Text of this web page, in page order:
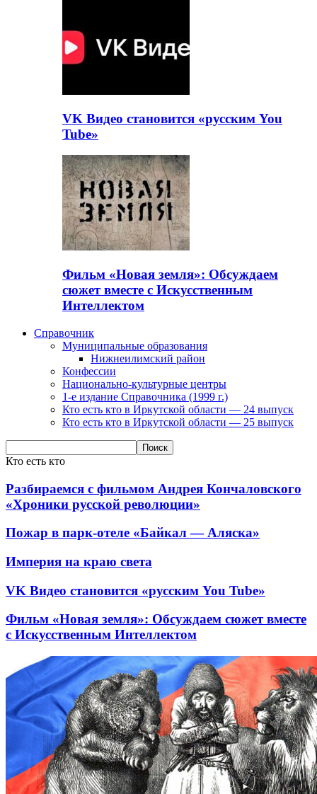
VK Видео становится «русским You
Tube»
Фильм «Новая земля»: Обсуждаем
сюжет вместе с Искусственным
Интеллектом
Справочник
Муниципальные образования
Нижнеилимский район
Конфессии
Национально-культурные центры
1-е издание Справочника (1999 г.)
Кто есть кто в Иркутской области — 24 выпуск
Кто есть кто в Иркутской области — 25 выпуск
Кто есть кто
Разбираемся с фильмом Андрея Кончаловского
«Хроники русской революции»
Пожар в парк-отеле «Байкал — Аляска»
Империя на краю света
VK Видео становится «русским You Tube»
Фильм «Новая земля»: Обсуждаем сюжет вместе
с Искусственным Интеллектом